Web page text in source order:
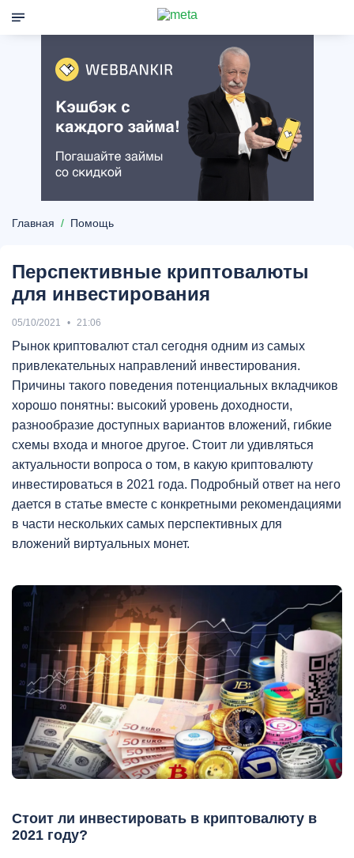
Главная Помощь
Перспективные криптовалюты
для инвестирования
05/10/2021 21:06
Рынок криптовалют стал сегодня одним из самых
привлекательных направлений инвестирования.
Причины такого поведения потенциальных вкладчиков
хорошо понятны: высокий уровень доходности,
разнообразие доступных вариантов вложений, гибкие
схемы входа и многое другое. Стоит ли удивляться
актуальности вопроса о том, в какую криптовалюту
инвестироваться в 2021 года. Подробный ответ на него
дается в статье вместе с конкретными рекомендациями
в части нескольких самых перспективных для
вложений виртуальных монет.
Стоит ли инвестировать в криптовалюту в
2021 году?